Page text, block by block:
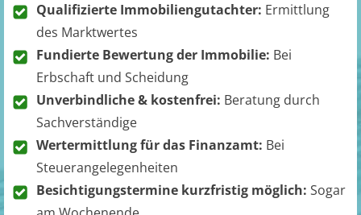
Qualifizierte Immobiliengutachter: Ermittlung
des Marktwertes
Fundierte Bewertung der Immobilie: Bei
Erbschaft und Scheidung
Unverbindliche & kostenfrei: Beratung durch
Sachverständige
Wertermittlung für das Finanzamt: Bei
Steuerangelegenheiten
Besichtigungstermine kurzfristig möglich: Sogar